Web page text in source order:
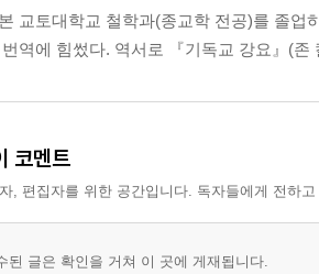
. 믿음과 소망과 사랑이 성숙한 사람은 성경
. 성경은 어떤 독자(讀者)를 원하는가? 64
호의 본성과 종류 69
성경이 여러 언어로 번역되었다 72
교토대학교 철학과(종교학 전공)를 졸업
번역에 힘썼다. 역서로 『기독교 강요』(
코멘트
, 편집자를 위한 공간입니다. 독자들에게 전하
된 글은 확인을 거쳐 이 곳에 게재됩니다.